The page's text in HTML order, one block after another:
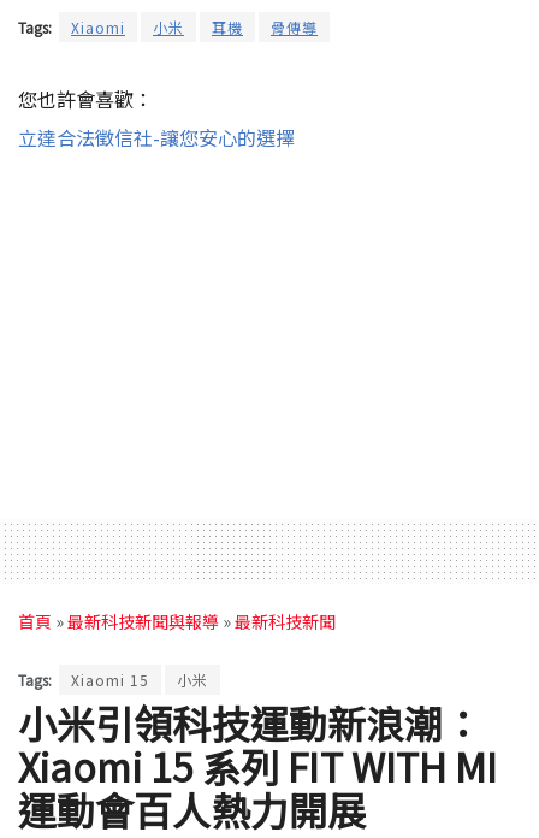
Tags: Xiaomi 小米 耳機 骨傳導
您也許會喜歡：
立達合法徵信社-讓您安心的選擇
首頁 »最新科技新聞與報導 »最新科技新聞
Tags: Xiaomi 15 小米
小米引領科技運動新浪潮：
Xiaomi 15 系列 FIT WITH MI
運動會百人熱力開展